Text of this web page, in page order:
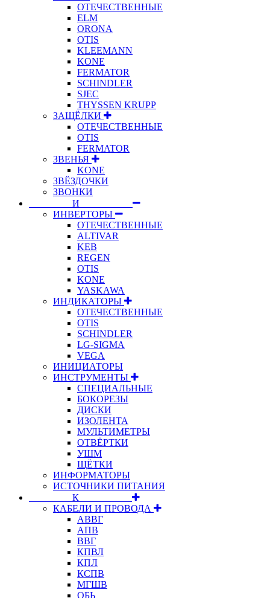
ОТЕЧЕСТВЕННЫЕ
ELM
ORONA
OTIS
KLEEMANN
KONE
FERMATOR
SCHINDLER
SJEC
THYSSEN KRUPP
ЗАЩЁЛКИ
ОТЕЧЕСТВЕННЫЕ
OTIS
FERMATOR
ЗВЕНЬЯ
KONE
ЗВЁЗДОЧКИ
ЗВОНКИ
⠀⠀⠀⠀⠀⠀И⠀⠀⠀⠀⠀⠀⠀
ИНВЕРТОРЫ
ОТЕЧЕСТВЕННЫЕ
ALTIVAR
KEB
REGEN
OTIS
KONE
YASKAWA
ИНДИКАТОРЫ
ОТЕЧЕСТВЕННЫЕ
OTIS
SCHINDLER
LG-SIGMA
VEGA
ИНИЦИАТОРЫ
ИНСТРУМЕНТЫ
СПЕЦИАЛЬНЫЕ
БОКОРЕЗЫ
ДИСКИ
ИЗОЛЕНТА
МУЛЬТИМЕТРЫ
ОТВЁРТКИ
УШМ
ЩЁТКИ
ИНФОРМАТОРЫ
ИСТОЧНИКИ ПИТАНИЯ
⠀⠀⠀⠀⠀⠀К⠀⠀⠀⠀⠀⠀⠀
КАБЕЛИ И ПРОВОДА
АВВГ
АПВ
ВВГ
КПВЛ
КПЛ
КСПВ
МГШВ
ОБЬ